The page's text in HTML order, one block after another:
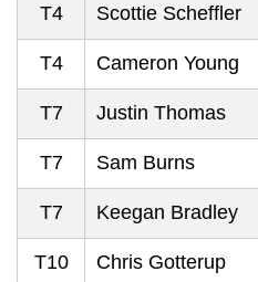
T4 Scottie Scheffler
T4 Cameron Young
T7 Justin Thomas
T7 Sam Burns
T7 Keegan Bradley
T10 Chris Gotterup